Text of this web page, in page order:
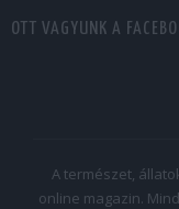
OTT VAGYUNK A
A természet,
online magazin.